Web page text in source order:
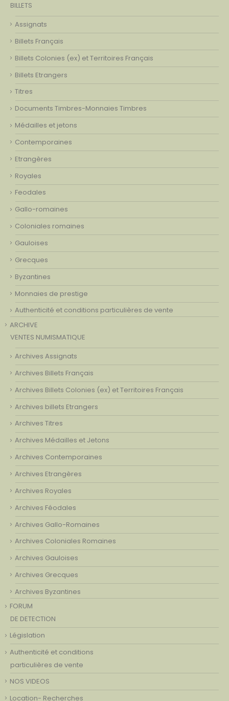
BILLETS
Assignats
Billets Français
Billets Colonies (ex) et Territoires Français
Billets Etrangers
Titres
Documents Timbres-Monnaies Timbres
Médailles et jetons
Contemporaines
Etrangères
Royales
Feodales
Gallo-romaines
Coloniales romaines
Gauloises
Grecques
Byzantines
Monnaies de prestige
Authenticité et conditions particulières de vente
ARCHIVE
VENTES NUMISMATIQUE
Archives Assignats
Archives Billets Français
Archives Billets Colonies (ex) et Territoires Français
Archives billets Etrangers
Archives Titres
Archives Médailles et Jetons
Archives Contemporaines
Archives Etrangères
Archives Royales
Archives Féodales
Archives Gallo-Romaines
Archives Coloniales Romaines
Archives Gauloises
Archives Grecques
Archives Byzantines
FORUM
DE DETECTION
Législation
Authenticité et conditions
particulières de vente
NOS VIDEOS
Location- Recherches